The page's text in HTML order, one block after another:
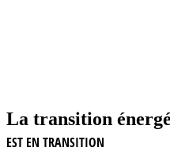
La transition
EST EN TRANSITION